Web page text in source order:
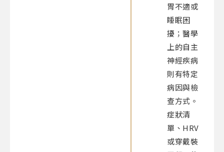
胃不適或
睡眠困
擾；醫學
上的自主
神經疾病
則有特定
病因與檢
查方式。
症狀清
單、HRV
或穿戴裝